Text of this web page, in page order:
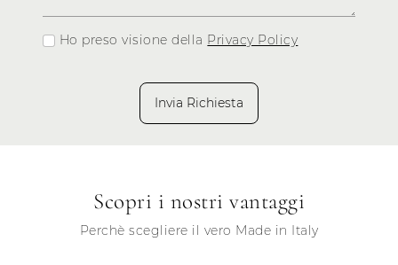
Ho preso visione della Privacy Policy
Invia Richiesta
Scopri i nostri vantaggi
Perchè scegliere il vero Made in Italy